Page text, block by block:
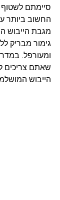
סיימתם
החשוב ביותר
מגבת הייבוש
גימור מבריק
ומעורפל.
שאתם צריכים
הייבוש